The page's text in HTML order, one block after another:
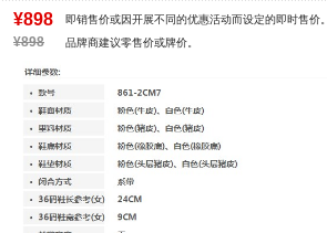
跟高数值：2.5CM
性别：女子
皮质特征：头层皮
跟高范围：低跟鞋（小于3CM）
风格：简约
¥898 即销售价或因开展不同的优惠活动而设定的即时售价。
¥898 品牌商建议零售价或牌价。